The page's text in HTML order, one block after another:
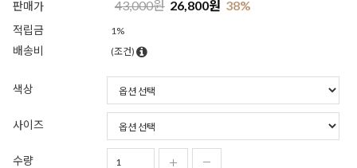
판매가 43,000원 26,800원 38%
적립금 1%
배송비 (조건)
색상
사이즈
수량